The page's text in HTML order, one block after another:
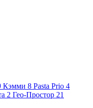
Кэмми 8 Pasta Prio 4
2 Гео-Простор 21